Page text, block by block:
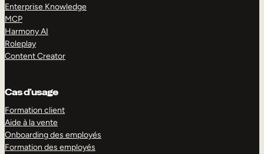
Enterprise Knowledge
MCP
Harmony AI
Roleplay
Content Creator
Cas d’usage
Formation client
Aide à la vente
Onboarding des employés
Formation des employés